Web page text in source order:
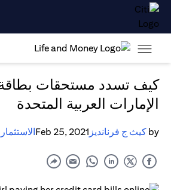
كيف تسدد مستحقات بطاقة
الإمارات العربية المتحدة
by كيث ج فرنانديز Feb 25, 2021الاستثمار